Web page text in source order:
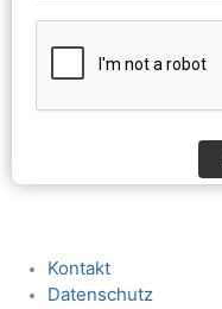
Kontakt
Datenschutz